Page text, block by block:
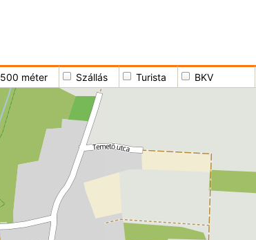
500 méter Szállás Turista BKV